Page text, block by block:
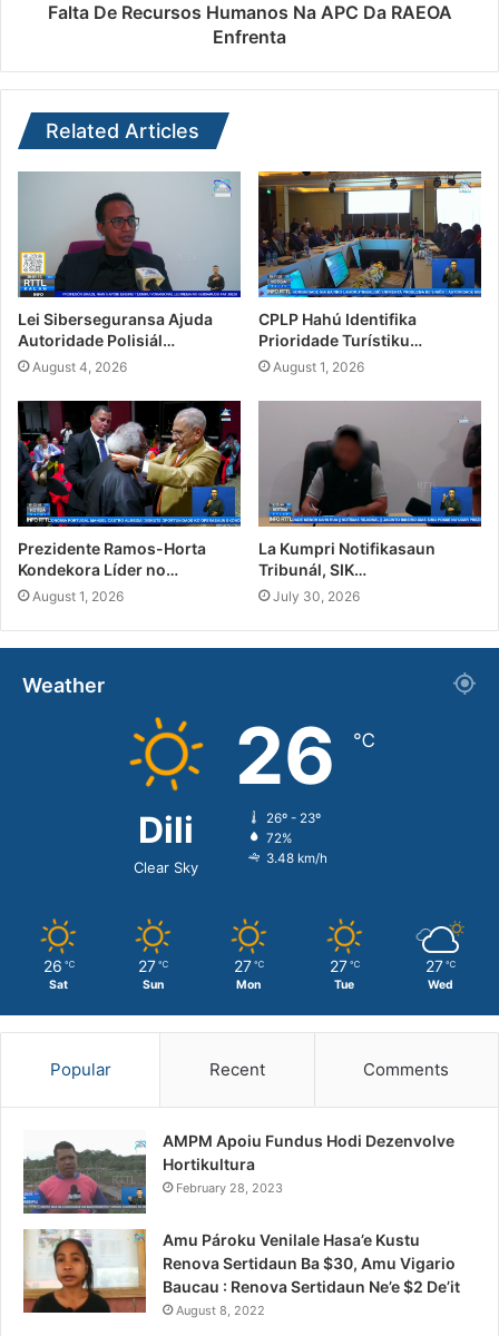
Falta De Recursos Humanos Na APC Da RAEOA
Enfrenta
Related Articles
Lei Siberseguransa Ajuda
Autoridade Polisiál…
August 4, 2026
CPLP Hahú Identifika
Prioridade Turístiku…
August 1, 2026
Prezidente Ramos-Horta
Kondekora Líder no…
August 1, 2026
La Kumpri Notifikasaun
Tribunál, SIK…
July 30, 2026
Weather
Dili
Clear Sky
26 ℃
26º - 23º
72%
3.48 km/h
26 ℃
Sat
27 ℃
Sun
27 ℃
Mon
27 ℃
Tue
27 ℃
Wed
Popular Recent Comments
AMPM Apoiu Fundus Hodi Dezenvolve
Hortikultura
February 28, 2023
Amu Pároku Venilale Hasa’e Kustu
Renova Sertidaun Ba $30, Amu Vigario
Baucau : Renova Sertidaun Ne’e $2 De’it
August 8, 2022